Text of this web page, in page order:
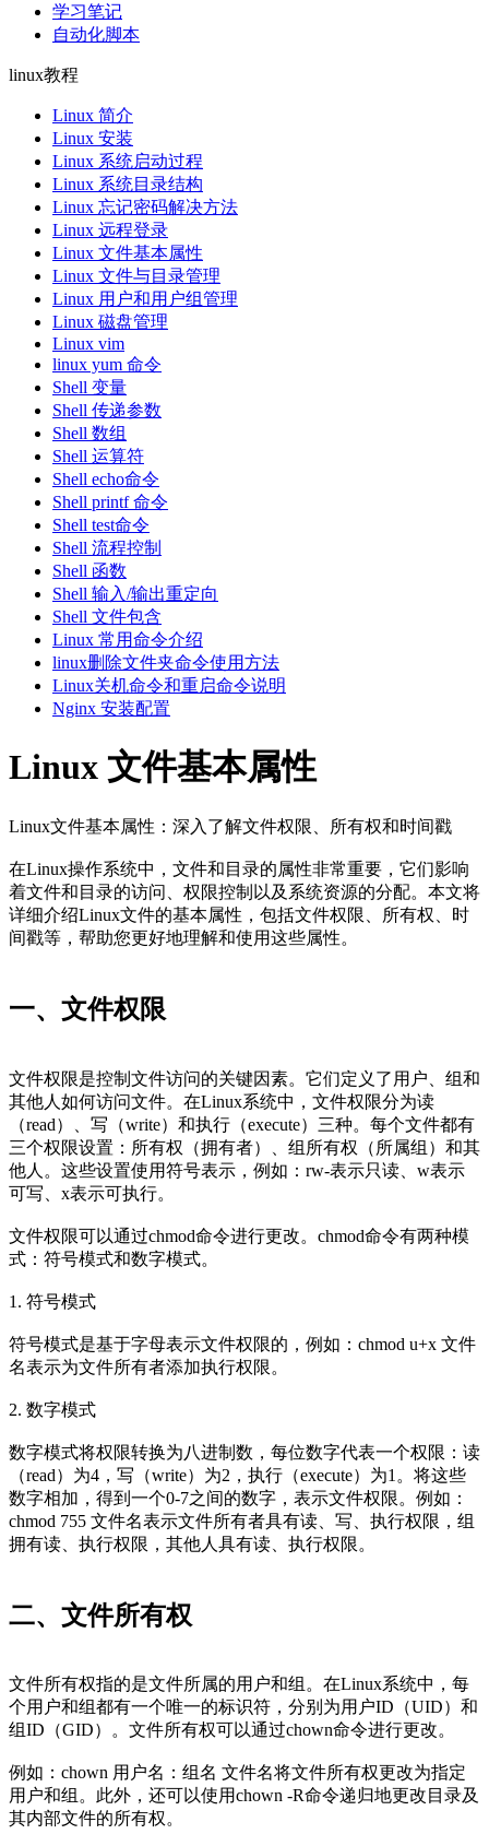
学习笔记
自动化脚本
linux教程
Linux 简介
Linux 安装
Linux 系统启动过程
Linux 系统目录结构
Linux 忘记密码解决方法
Linux 远程登录
Linux 文件基本属性
Linux 文件与目录管理
Linux 用户和用户组管理
Linux 磁盘管理
Linux vim
linux yum 命令
Shell 变量
Shell 传递参数
Shell 数组
Shell 运算符
Shell echo命令
Shell printf 命令
Shell test命令
Shell 流程控制
Shell 函数
Shell 输入/输出重定向
Shell 文件包含
Linux 常用命令介绍
linux删除文件夹命令使用方法
Linux关机命令和重启命令说明
Nginx 安装配置
Linux 文件基本属性
Linux文件基本属性：深入了解文件权限、所有权和时间戳
在Linux操作系统中，文件和目录的属性非常重要，它们影响
着文件和目录的访问、权限控制以及系统资源的分配。本文将
详细介绍Linux文件的基本属性，包括文件权限、所有权、时
间戳等，帮助您更好地理解和使用这些属性。
一、文件权限
文件权限是控制文件访问的关键因素。它们定义了用户、组和
其他人如何访问文件。在Linux系统中，文件权限分为读
（read）、写（write）和执行（execute）三种。每个文件都有
三个权限设置：所有权（拥有者）、组所有权（所属组）和其
他人。这些设置使用符号表示，例如：rw-表示只读、w表示
可写、x表示可执行。
文件权限可以通过chmod命令进行更改。chmod命令有两种模
式：符号模式和数字模式。
1. 符号模式
符号模式是基于字母表示文件权限的，例如：chmod u+x 文件
名表示为文件所有者添加执行权限。
2. 数字模式
数字模式将权限转换为八进制数，每位数字代表一个权限：读
（read）为4，写（write）为2，执行（execute）为1。将这些
数字相加，得到一个0-7之间的数字，表示文件权限。例如：
chmod 755 文件名表示文件所有者具有读、写、执行权限，组
拥有读、执行权限，其他人具有读、执行权限。
二、文件所有权
文件所有权指的是文件所属的用户和组。在Linux系统中，每
个用户和组都有一个唯一的标识符，分别为用户ID（UID）和
组ID（GID）。文件所有权可以通过chown命令进行更改。
例如：chown 用户名：组名 文件名将文件所有权更改为指定
用户和组。此外，还可以使用chown -R命令递归地更改目录及
其内部文件的所有权。